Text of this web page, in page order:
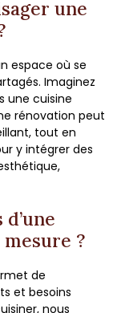
une
espace où se
Imaginez
une cuisine
rénovation peut
tout en
y intégrer des
?
de
et besoins
nous